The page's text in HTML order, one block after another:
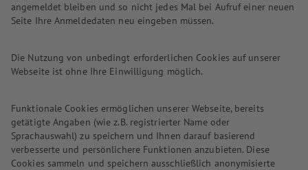
angemeldet bleiben und so nicht jedes Mal bei Aufruf einer neuen
Seite Ihre Anmeldedaten neu eingeben müssen.
Die Nutzung von unbedingt erforderlichen Cookies auf unserer
Webseite ist ohne Ihre Einwilligung möglich.
Funktionale Cookies ermöglichen unserer Webseite, bereits
getätigte Angaben (wie z.B. registrierter Name oder
Sprachauswahl) zu speichern und Ihnen darauf basierend
verbesserte und persönlichere Funktionen anzubieten. Diese
Cookies sammeln und speichern ausschließlich anonymisierte